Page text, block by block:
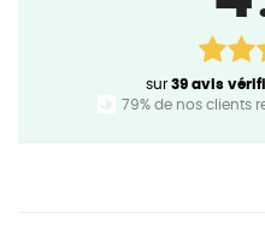
sur39 avis
79% de nos clients